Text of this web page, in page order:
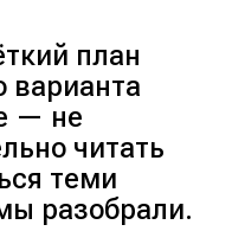
план
варианта
— не
читать
теми
разобрали.